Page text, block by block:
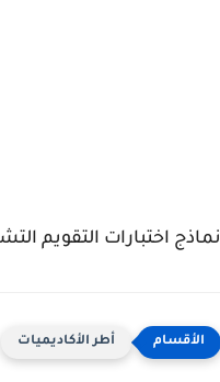
نماذج اختبارات التقويم
أطر الأكاديميات